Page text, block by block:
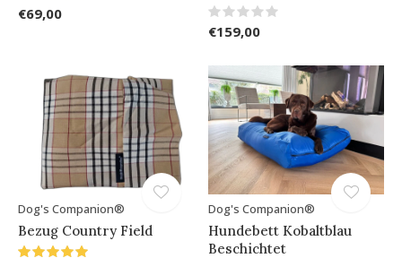
€69,00
€159,00
Dog's Companion®
Bezug Country Field
Dog's Companion®
Hundebett Kobaltblau
Beschichtet